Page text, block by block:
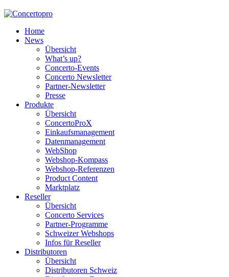
Home
News
Übersicht
What’s up?
Concerto-Events
Concerto Newsletter
Partner-Newsletter
Presse
Produkte
Übersicht
ConcertoProX
Einkaufsmanagement
Datenmanagement
WebShop
Webshop-Kompass
Webshop-Referenzen
Product Content
Marktplatz
Reseller
Übersicht
Concerto Services
Partner-Programme
Schweizer Webshops
Infos für Reseller
Distributoren
Übersicht
Distributoren Schweiz